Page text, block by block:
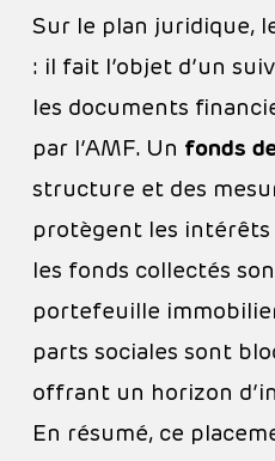
Sur le plan juridique,
: il fait l’objet d’un
les documents
par l’AMF. Un fonds
structure et des
protègent les intérêts
les fonds collectés
portefeuille
parts sociales sont
offrant un horizon
En résumé, ce